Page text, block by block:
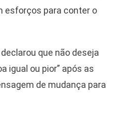
esforços para conter o
que não deseja
igual ou pior” após as
de mudança para